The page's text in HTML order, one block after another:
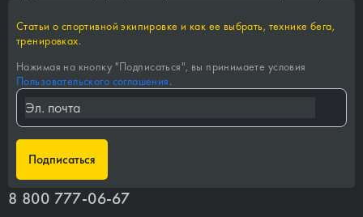
Статьи о спортивной экипировке и как ее выбрать, технике бега,
тренировках.
Нажимая на кнопку "Подписаться", вы принимаете условия
Пользовательского соглашения.
Подписаться
8 800 777-06-67